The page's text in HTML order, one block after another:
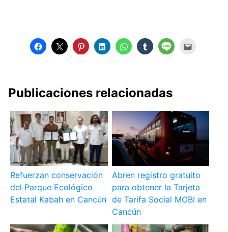
Publicaciones relacionadas
Refuerzan conservación
del Parque Ecológico
Estatal Kabah en Cancún
Abren registro gratuito
para obtener la Tarjeta
de Tarifa Social MOBI en
Cancún